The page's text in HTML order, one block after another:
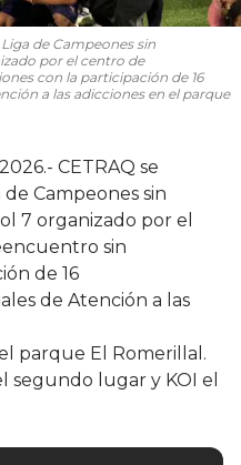
de Campeones sin
por el centro de
con la participación de 16
a las adicciones en el parque
CETRAQ se
Campeones sin
7 organizado por el
sin
de 16
de Atención a las
parque El Romerillal.
segundo lugar y KOI el